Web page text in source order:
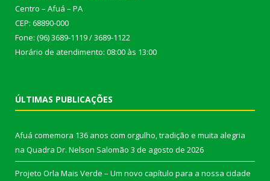
Centro – Afuá – PA
CEP: 68890-000
Fone: (96) 3689-1119 / 3689-1122
Horário de atendimento: 08:00 às 13:00
ÚLTIMAS PUBLICAÇÕES
Afuá comemora 136 anos com orgulho, tradição e muita alegria
na Quadra Dr. Nelson Salomão 3 de agosto de 2026
Projeto Orla Mais Verde – Um novo capítulo para a nossa cidade